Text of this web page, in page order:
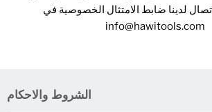
لدينا ضابط الامتثال الخصوصية في
info@hawitools.com
الشروط والاحكام